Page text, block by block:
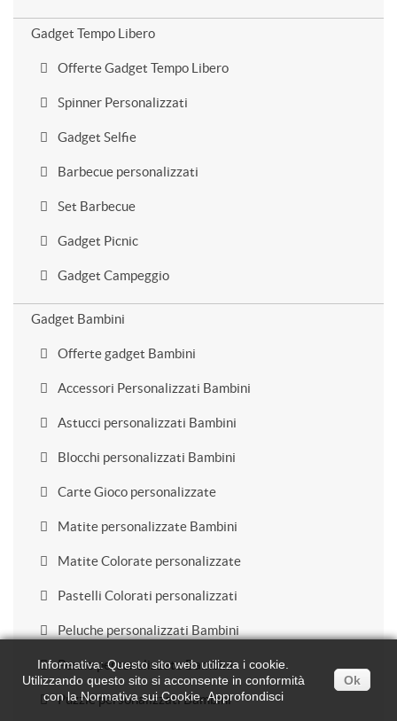
Gadget Tempo Libero
Offerte Gadget Tempo Libero
Spinner Personalizzati
Gadget Selfie
Barbecue personalizzati
Set Barbecue
Gadget Picnic
Gadget Campeggio
Gadget Bambini
Offerte gadget Bambini
Accessori Personalizzati Bambini
Astucci personalizzati Bambini
Blocchi personalizzati Bambini
Carte Gioco personalizzate
Matite personalizzate Bambini
Matite Colorate personalizzate
Pastelli Colorati personalizzati
Peluche personalizzati Bambini
Penne personalizzate Bambini
Puzzle personalizzati Bambini
Informativa: Questo sito web utilizza i cookie.
Utilizzando questo sito si acconsente in conformità
con la Normativa sui Cookie.Approfondisci
Ok